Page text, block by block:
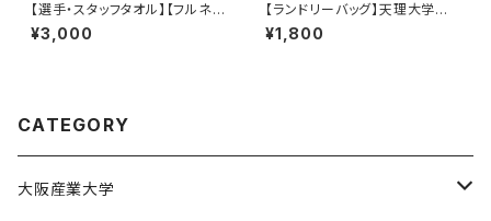
【選手・スタッフタオル】【フルネ
ーム】天理大学男子バレー部
¥3,000
【ランドリーバッグ】天理大学男
子バレー部
¥1,800
CATEGORY
大阪産業大学